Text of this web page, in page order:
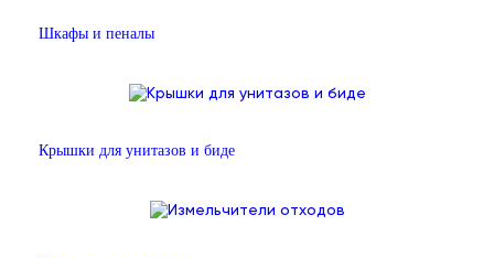
Шкафы и пеналы
Крышки для унитазов и биде